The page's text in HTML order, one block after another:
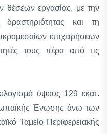
θέσεων εργασίας, με την
δραστηριότητας και τη
επιχειρήσεων
τους πέρα από τις
ύψους 129 εκατ.
Ένωσης άνω των
Ταμείο Περιφερειακής